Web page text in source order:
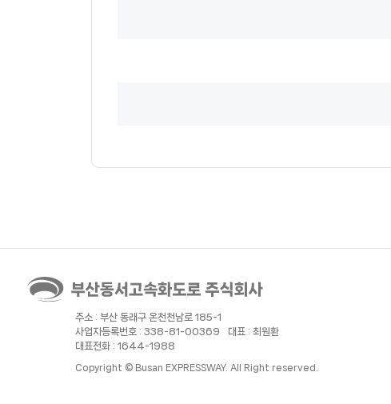
주소 : 부산 동래구 온천천남로 185-1
사업자등록번호 : 338-81-00369
대표 : 최원환
대표전화 : 1644-1988
Copyright © Busan EXPRESSWAY. All Right reserved.